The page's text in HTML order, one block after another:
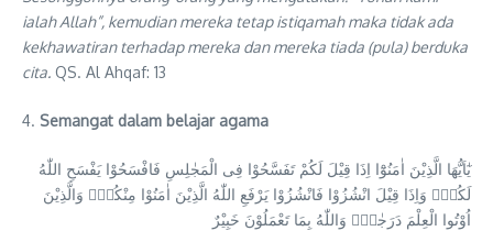
ialah Allah”, kemudian mereka tetap istiqamah maka tidak ada
kekhawatiran terhadap mereka dan mereka tiada (pula) berduka
cita. QS. Al Ahqaf: 13
4. Semangat dalam belajar agama
يٰٓاَيُّهَا الَّذِيْنَ اٰمَنُوْٓا اِذَا قِيْلَ لَكُمْ تَفَسَّحُوْا فِى الْمَجٰلِسِ فَافْسَحُوْا يَفْسَحِ اللّٰهُ
لَكُمْۚ وَاِذَا قِيْلَ انْشُزُوْا فَانْشُزُوْا يَرْفَعِ اللّٰهُ الَّذِيْنَ اٰمَنُوْا مِنْكُمْۙ وَالَّذِيْنَ
اُوْتُوا الْعِلْمَ دَرَجٰتٍۗ وَاللّٰهُ بِمَا تَعْمَلُوْنَ خَبِيْرٌ